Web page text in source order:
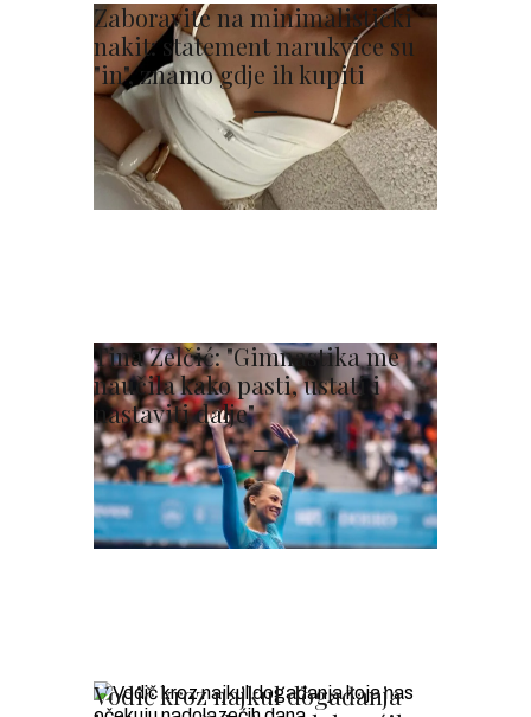
Zaboravite na minimalistički
nakit: statement narukvice su
"in", znamo gdje ih kupiti
Tina Zelčić: "Gimnastika me
naučila kako pasti, ustati i
nastaviti dalje"
Vodič kroz najkul događanja